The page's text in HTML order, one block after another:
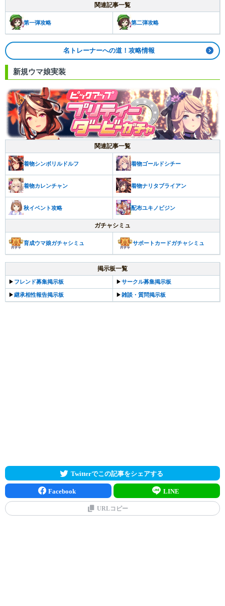
関連記事一覧
第一弾攻略 第二弾攻略
名トレーナーへの道！攻略情報
新規ウマ娘実装
関連記事一覧
着物シンボリルドルフ 着物ゴールドシチー
着物カレンチャン 着物ナリタブライアン
秋イベント攻略 配布ユキノビジン
ガチャシミュ
育成ウマ娘ガチャシミュ サポートカードガチャシミュ
掲示板一覧
▶ フレンド募集掲示板 ▶サークル募集掲示板
▶継承相性報告掲示板 ▶雑談・質問掲示板
Twitterでこの記事をシェアする
Facebook LINE
URLコピー